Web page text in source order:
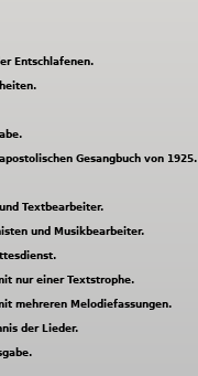
Entschlafenen.
Gesangbuch von 1925.
Textbearbeiter.
und Musikbearbeiter.
nur einer Textstrophe.
mehreren Melodiefassungen.
der Lieder.